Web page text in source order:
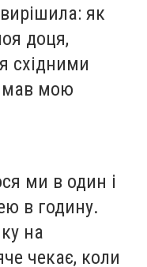
як
доця,
східними
мою
ми в один і
в годину.
на
чекає, коли